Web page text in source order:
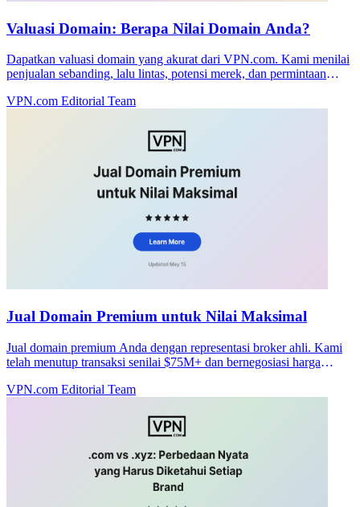
Valuasi Domain: Berapa Nilai Domain Anda?
Dapatkan valuasi domain yang akurat dari VPN.com. Kami menilai
penjualan sebanding, lalu lintas, potensi merek, dan permintaan
VPN.com Editorial Team
Jual Domain Premium untuk Nilai Maksimal
Jual domain premium Anda dengan representasi broker ahli. Kami
telah menutup transaksi senilai $75M+ dan bernegosiasi harga
VPN.com Editorial Team